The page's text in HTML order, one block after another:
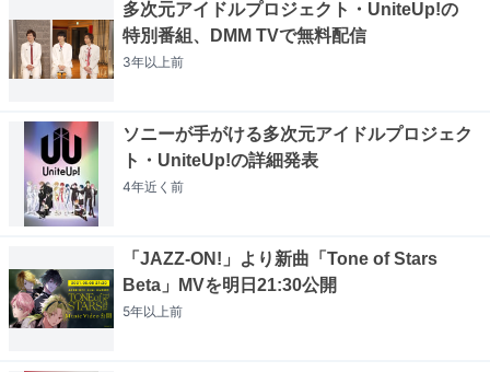
多次元アイドルプロジェクト・UniteUp!の
特別番組、DMM TVで無料配信
3年以上前
ソニーが手がける多次元アイドルプロジェク
ト・UniteUp!の詳細発表
4年近く 前
「JAZZ-ON!」より新曲「Tone of Stars
Beta」MVを明日21:30公開
5年以上前